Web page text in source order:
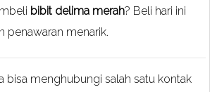
bibit delima merah? Beli hari ini
penawaran menarik.
bisa menghubungi salah satu kontak